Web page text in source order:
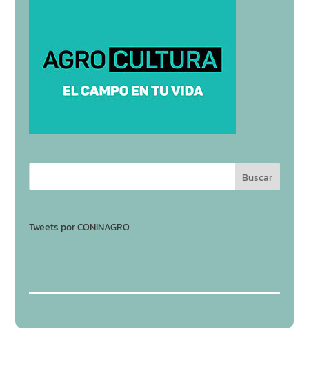
Tweets por CONINAGRO